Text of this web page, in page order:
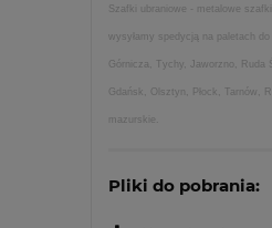
Szafki ubraniowe - metalowe
wysyłamy spedycją na paletach
Górnicza, Tychy, Jaworzno,
Gdańsk, Olsztyn, Płock, Tarnów,
mazurskie.
Pliki do pobrania: